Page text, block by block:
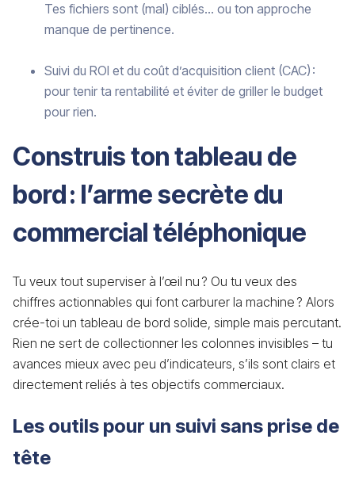
Tes fichiers sont (mal) ciblés… ou ton approche
manque de pertinence.
Suivi du ROI et du coût d’acquisition client (CAC) :
pour tenir ta rentabilité et éviter de griller le budget
pour rien.
Construis ton tableau de
bord : l’arme secrète du
commercial téléphonique
Tu veux tout superviser à l’œil nu ? Ou tu veux des
chiffres actionnables qui font carburer la machine ? Alors
crée-toi un tableau de bord solide, simple mais percutant.
Rien ne sert de collectionner les colonnes invisibles – tu
avances mieux avec peu d’indicateurs, s’ils sont clairs et
directement reliés à tes objectifs commerciaux.
Les outils pour un suivi sans prise de
tête